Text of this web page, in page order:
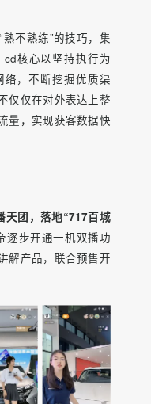
、课程培训、平台实训
布会同步线上直播，协
得更多声量，提高获客线
培训经销商的直播运营
“熟不熟练”的技巧，集
网络，不断挖掘优质渠
不仅仅在对外表达上整
的流量，实现获客数据快